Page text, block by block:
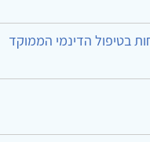
בטיפול הדינמי הממוקד